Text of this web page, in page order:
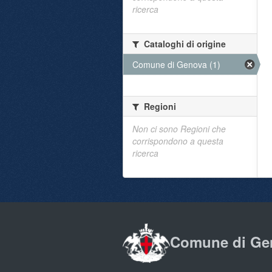
ricerca
Cataloghi di origine
Comune di Genova (1)
Regioni
Non ci sono Regioni che
corrispondono a questa
ricerca
Comune di